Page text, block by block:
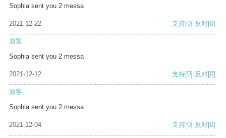
Sophia sent you 2 messa
2021-12-22 支持[0] 反对[0]
游客
Sophia sent you 2 messa
2021-12-12 支持[0] 反对[0]
游客
Sophia sent you 2 messa
2021-12-04 支持[0] 反对[0]